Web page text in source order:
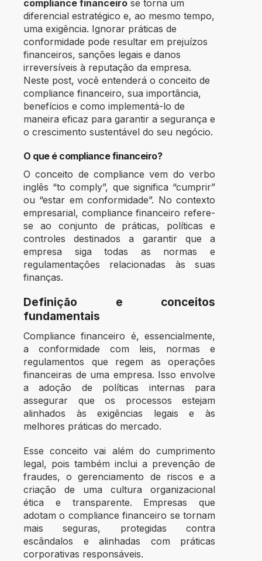
compliance financeiro se torna um
diferencial estratégico e, ao mesmo tempo,
uma exigência. Ignorar práticas de
conformidade pode resultar em prejuízos
financeiros, sanções legais e danos
irreversíveis à reputação da empresa.
Neste post, você entenderá o conceito de
compliance financeiro, sua importância,
benefícios e como implementá-lo de
maneira eficaz para garantir a segurança e
o crescimento sustentável do seu negócio.
O que é compliance financeiro?
O conceito de compliance vem do verbo
inglês “to comply”, que significa “cumprir”
ou “estar em conformidade”. No contexto
empresarial, compliance financeiro refere-
se ao conjunto de práticas, políticas e
controles destinados a garantir que a
empresa siga todas as normas e
regulamentações relacionadas às suas
finanças.
Definição e conceitos
fundamentais
Compliance financeiro é, essencialmente,
a conformidade com leis, normas e
regulamentos que regem as operações
financeiras de uma empresa. Isso envolve
a adoção de políticas internas para
assegurar que os processos estejam
alinhados às exigências legais e às
melhores práticas do mercado.
Esse conceito vai além do cumprimento
legal, pois também inclui a prevenção de
fraudes, o gerenciamento de riscos e a
criação de uma cultura organizacional
ética e transparente. Empresas que
adotam o compliance financeiro se tornam
mais seguras, protegidas contra
escândalos e alinhadas com práticas
corporativas responsáveis.